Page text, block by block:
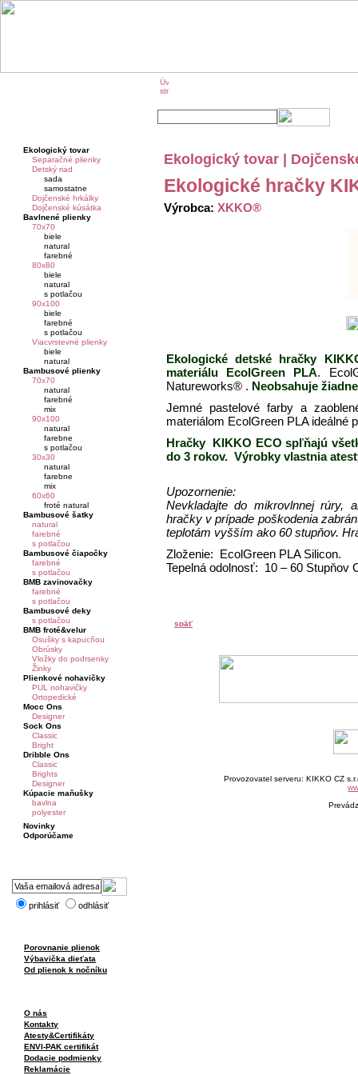
Ekologický tovar
Separačné plienky
Detský riad
sada
samostatne
Dojčenské hrkálky
Dojčenské kúsátka
Bavlnené plienky
70x70
biele
natural
farebné
80x80
biele
natural
s potlačou
90x100
biele
farebné
s potlačou
Viacvrstevné plienky
biele
natural
Bambusové plienky
70x70
natural
farebné
mix
90x100
natural
farebne
s potlačou
30x30
natural
farebne
mix
60x60
froté natural
Bambusové šatky
natural
farebné
s potlačou
Bambusové čiapočky
farebné
s potlačou
BMB zavinovačky
farebné
s potlačou
Bambusové deky
s potlačou
BMB froté&velur
Osušky s kapucňou
Obrúsky
Vložky do podrsenky
Žinky
Plienkové nohavičky
PUL nohavičky
Ortopedické
Mocc Ons
Designer
Sock Ons
Classic
Bright
Dribble Ons
Classic
Brights
Designer
Kúpacie maňušky
bavlna
polyester
Novinky
Odporúčame
prihlásiť odhlásiť
Porovnanie plienok
Výbavička dieťata
Od plienok k nočníku
O nás
Kontakty
Atesty&Certifikáty
ENVI-PAK certifikát
Dodacie podmienky
Reklamácie
Ekologický tovar |
Ekologické hračky
Výrobca: XKKO®
Ekologické detské hračky
materiálu EcolGreen PLA.
Natureworks® . Neobsahuje
Jemné pastelové farby a
materiálom EcolGreen PLA ideálné
Hračky KIKKO ECO spľňajú
do 3 rokov. Výrobky vlastnia
Upozornenie:
Nevkladajte do mikrovlnnej rúry,
hračky v prípade poškodenia
teplotám vyšším ako 60 stupňov.
Zloženie: EcolGreen PLA Silicon.
Tepelná odolnosť: 10 – 60 Stupňov
späť
Provozovatel serveru: KIKKO CZ